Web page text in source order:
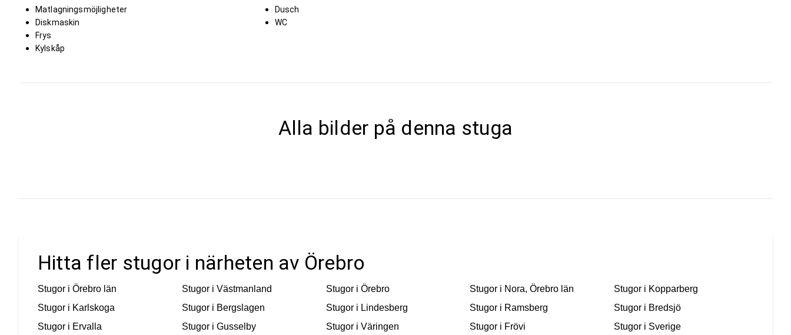
Matlagningsmöjligheter
Diskmaskin
Frys
Kylskåp
Dusch
WC
Alla bilder på denna stuga
Hitta fler stugor i närheten av Örebro
Stugor i Örebro län Stugor i Västmanland Stugor i Örebro Stugor i Nora, Örebro län Stugor i Kopparberg
Stugor i Karlskoga Stugor i Bergslagen Stugor i Lindesberg Stugor i Ramsberg Stugor i Bredsjö
Stugor i Ervalla Stugor i Gusselby Stugor i Väringen Stugor i Frövi Stugor i Sverige